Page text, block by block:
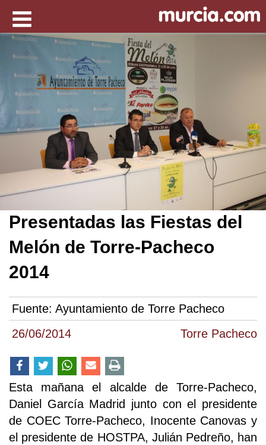
26/06/2014 Torre Pacheco
Presentadas las Fiestas del
Melón de Torre-Pacheco
2014
Fuente: Ayuntamiento de Torre Pacheco
Esta mañana el alcalde de Torre-Pacheco,
Daniel García Madrid junto con el presidente
de COEC Torre-Pacheco, Inocente Canovas y
el presidente de HOSTPA, Julián Pedreño, han